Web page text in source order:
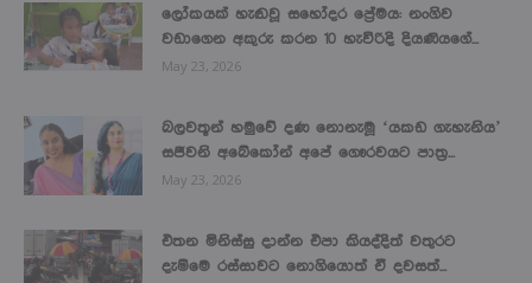
ලෝකයක් හැඬවූ සහෝදර ප්‍රේමය: නංගිව
වඩාගෙන අකුරු කරන 10 හැවිරිදි දියණියගේ...
May 23, 2026
බලවතූන් හමුවේ දණ නොනැමූ ‘යකඩ ගැහැනිය’
සජීවනි අබේකෝන් අපේ ගෞරවයට පාත්‍ර...
May 23, 2026
එතන මිනිස්සු දාන්න එපා කියද්දිත් වතුරට
දැම්මෙ රස්සාවට නොගියොත් ඒ දවසත්...